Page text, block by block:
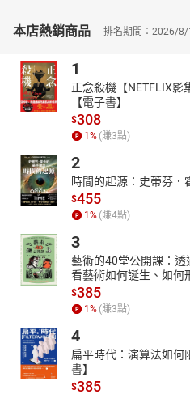
• 反思日记提示
• 一个真挚的祷告，以激发合一和目
你将发现：
• 个人如何克服身份危机，获得清晰
• 家庭如何从生存转向协同
• 企业和事工如何通过共同建设蓬勃
• 政府如何通过两党合作治愈伤痛
• 国家如何通过发现其救赎目标而崛
• 如何在文化的七座大山中找到你的
特殊工具包括：
• 七座大山自我评估
• 目标地图工具包
• 适用于个人、组织、政府和国家
• 每日宣告，帮助你保持专注，彰
• 一个目标探索测试，帮助你勇敢
这不仅仅是一次灵修，更是一次委
本店熱銷商品 排名期間：2026/
1
正念殺機【NETFLIX影
【電子書】
$308
1 % (賺3點)
2
時間的起源：史蒂芬．
$455
1 % (賺4點)
3
藝術的40堂公開課：透
看藝術如何誕生、如何
$385
1 % (賺3點)
4
扁平時代：演算法如何
書】
$385